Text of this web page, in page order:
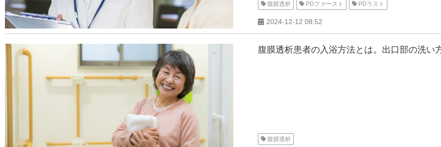
腹膜透析 PDファースト PDラスト
2024-12-12 08:52
腹膜透析患者の入浴方法とは。出口部の洗い
腹膜透析